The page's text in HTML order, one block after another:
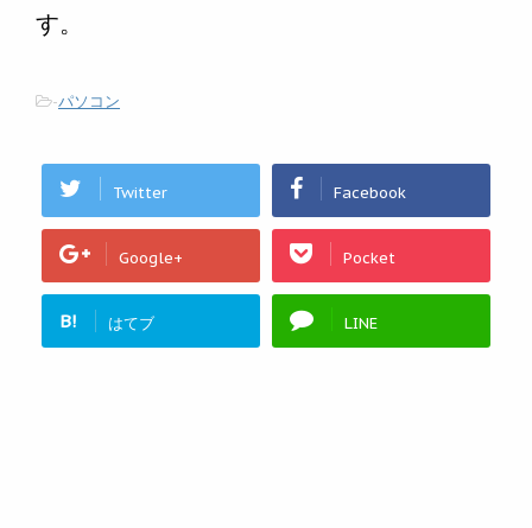
す。
-パソコン
Twitter Facebook
Google+ Pocket
B! はてブ LINE